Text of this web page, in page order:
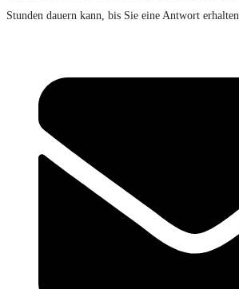
Stunden dauern kann, bis Sie eine Antwort erhalten.